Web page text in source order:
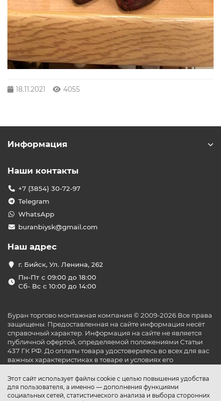
18.11.2021 4055
Этот сайт использует файлы cookie с целью повышения удобства
для пользователя, а именно — дополнения функциями
социальных сетей, статистического анализа и выбора сторонних
Информация
Наши контакты
+7 (3854) 30-72-97
Telegram
WhatsApp
buranbiysk@gmail.com
Наш адрес
г. Бийск, Ул. Ленина, 262
Пн-Пт с 09:00 до 18:00
Сб- Вс с 10:00 до 14:00
Буран торгово монтажная компания © 2009-2026 Все права
защищены. Предоставленная на сайте информация несёт
справочный характер. Информация на сайте не является
публичной офертой, определяемой положениями Статьи
437 ГК РФ. До оплаты товара удостоверьтесь во всех для вас
важных характеристиках в товаре и условиях его